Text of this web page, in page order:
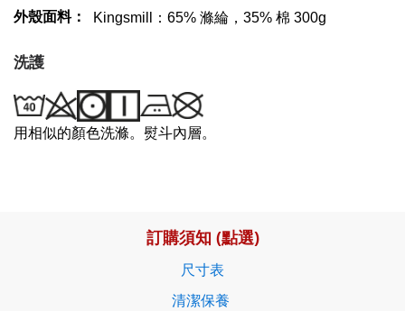
外殼面料： Kingsmill：65% 滌綸，35% 棉 300g
洗護
用相似的顏色洗滌。熨斗內層。
訂購須知 (點選)
尺寸表
清潔保養